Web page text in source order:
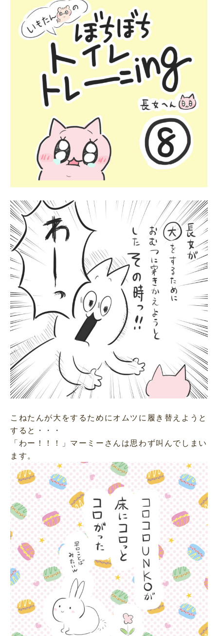
こねたんが大をするためにオムツに履き替えようと
すると・・・
「わー！！！」マーミーさんは思わず叫んでしまい
ます。